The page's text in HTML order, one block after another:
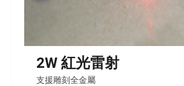
2W 紅光雷射
支援雕刻全金屬